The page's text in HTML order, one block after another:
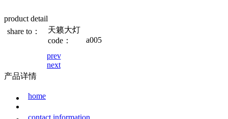
product detail
share to：
天籁大灯
code：
a005
prev
next
产品详情
home
contact information